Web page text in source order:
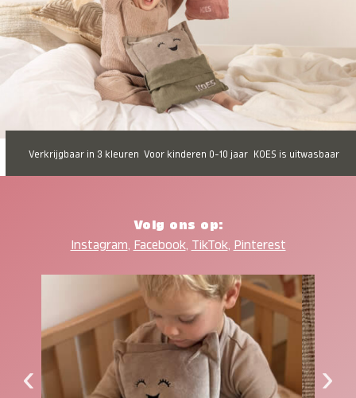
Verkrijgbaar in 3 kleuren Voor kinderen 0-10 jaar KOES is uitwasbaar
Volg ons op:
Instagram, Facebook, TikTok, Pinterest
‹ ›